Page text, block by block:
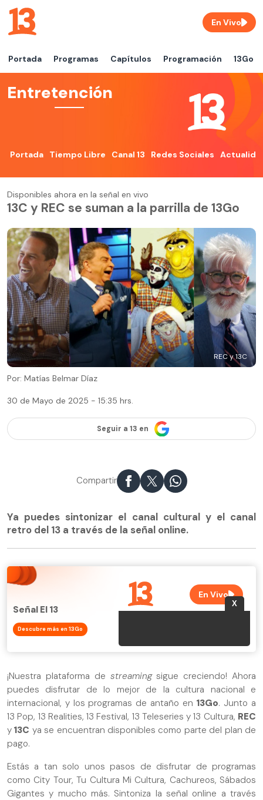
Portada Programas Capítulos Programación 13Go
En Vivo
Entretención
Portada Tiempo Libre Canal 13 Redes Sociales
Disponibles ahora en la señal en vivo
13C y REC se suman a la parrilla de 13Go
REC y 13C
Por: Matías Belmar Díaz
30 de Mayo de 2025 - 15:35 hrs.
Seguir a 13 en
Compartir
Ya puedes sintonizar el canal cultural y el canal
retro del 13 a través de la señal online.
Señal El 13
Descubre más en 13Go
¡Nuestra plataforma de streamingsigue creciendo! Ahora
puedes disfrutar de lo mejor de la cultura nacional e
internacional, y los programas de antaño en 13Go. Junto a
13 Pop, 13 Realities, 13 Festival, 13 Teleseries y 13 Cultura, REC
y 13C ya se encuentran disponibles como parte del plan de
pago.
Estás a tan solo unos pasos de disfrutar de programas
como City Tour, Tu Cultura Mi Cultura, Cachureos, Sábados
Gigantes y mucho más. Sintoniza la señal online a través